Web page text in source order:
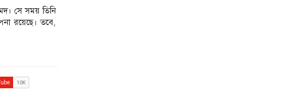
সে সময় তিনি
রয়েছে। তবে,